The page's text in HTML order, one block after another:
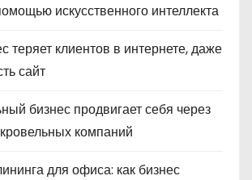
искусственного интеллекта
теряет клиентов в интернете, даже
сайт
бизнес продвигает себя через
компаний
для офиса: как бизнес